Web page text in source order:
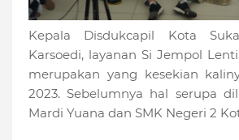
Kepala Disdukcapil Kota
Karsoedi, layanan Si Jempol
merupakan yang kesekian
2023. Sebelumnya hal serupa
Mardi Yuana dan SMK Negeri 2